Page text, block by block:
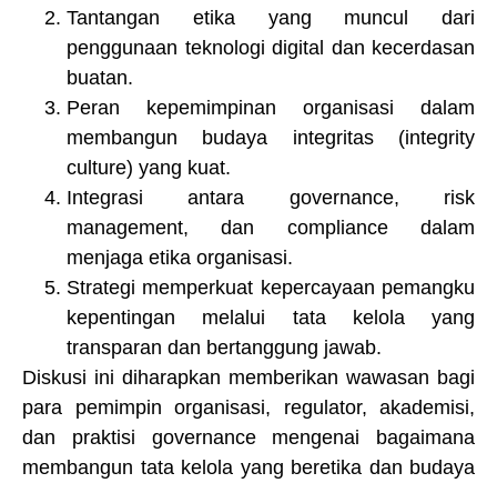
Tantangan etika yang muncul dari
penggunaan teknologi digital dan kecerdasan
buatan.
Peran kepemimpinan organisasi dalam
membangun budaya integritas (integrity
culture) yang kuat.
Integrasi antara governance, risk
management, dan compliance dalam
menjaga etika organisasi.
Strategi memperkuat kepercayaan pemangku
kepentingan melalui tata kelola yang
transparan dan bertanggung jawab.
Diskusi ini diharapkan memberikan wawasan bagi
para pemimpin organisasi, regulator, akademisi,
dan praktisi governance mengenai bagaimana
membangun tata kelola yang beretika dan budaya